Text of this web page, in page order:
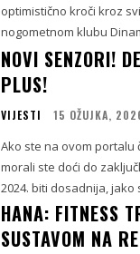
optimistično kroči kroz
nogometnom klubu
NOVI SENZORI!
PLUS!
VIJESTI 15 OŽUJKA,
Ako ste na ovom portalu
morali ste doći do
2024. biti dosadnija, jako
HANA: FITNESS
SUSTAVOM NA